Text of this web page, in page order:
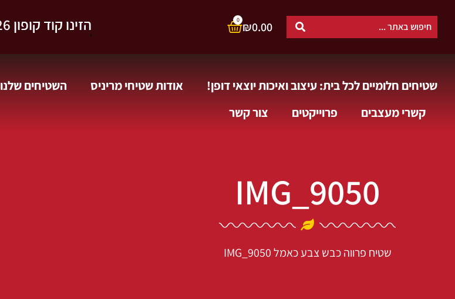
₪0.00
0 וקבלו 10% הנחה.
שטיחים חלומיים לכל בית: עיצוב ואיכות יוצאי דופן! אודות שטיחי מריניס השטיחים שלנו
קשרי מעצבים
פרוייקטים צור קשר
IMG_9050
שטיח פרווה כבש צבע כאמלIMG_9050